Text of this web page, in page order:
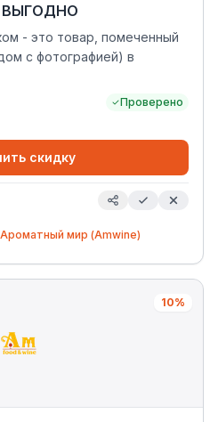
ВЫГОДНО
- это товар, помеченный
с фотографией) в
Проверено
скидку
Ароматный мир (Amwine)
10%